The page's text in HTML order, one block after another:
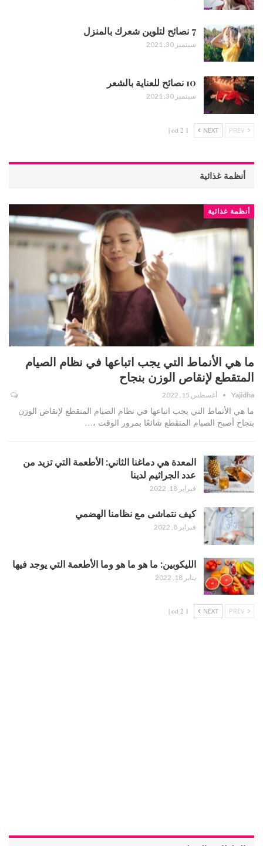
7 نصائح لتلوين شعرك بالمنزل
سبتمبر 30, 2021
10 نصائح للعناية بالشعر
سبتمبر 30, 2021
NEXT
1 od 2 |
أنظمة غذائية
أنظمة غذائية
ما هي الأنماط التي يجب اتباعها في نظام الصيام
المتقطع لإنقاص الوزن بنجاح
Yajidha أغسطس 15, 2022
ما هي الأنماط التي يجب اتباعها في نظام الصيام المتقطع لإنقاص الوزن
بنجاح أصبح الصيام المتقطع شائعًا بمرور الوقت ،…
المعدة هي دماغنا الثاني: الأطعمة التي تزيد من
عدد الجراثيم لدينا
فبراير 18, 2022
كيف نتماشى مع نظامنا الهضمي
فبراير 8, 2022
الليكوبين: ما هو ما هو وما الأطعمة التي يوجد فيها
يناير 18, 2022
NEXT
1 od 2 |